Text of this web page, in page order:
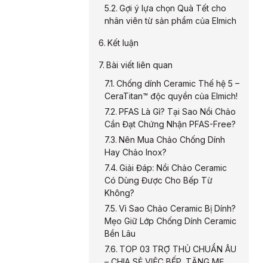
Gợi ý lựa chọn Quà Tết cho
nhân viên từ sản phẩm của Elmich
Kết luận
Bài viết liên quan
Chống dính Ceramic Thế hệ 5 –
CeraTitan™ độc quyền của Elmich!
PFAS Là Gì? Tại Sao Nồi Chảo
Cần Đạt Chứng Nhận PFAS-Free?
Nên Mua Chảo Chống Dính
Hay Chảo Inox?
Giải Đáp: Nồi Chảo Ceramic
Có Dùng Được Cho Bếp Từ
Không?
Vì Sao Chảo Ceramic Bị Dính?
Mẹo Giữ Lớp Chống Dính Ceramic
Bền Lâu
TOP 03 TRỢ THỦ CHUẨN ÂU